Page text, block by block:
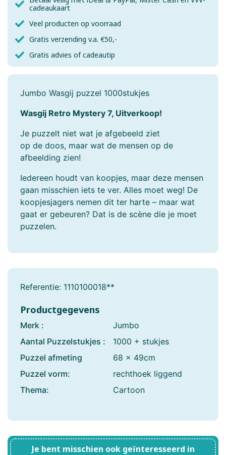
cadeaukaart
Veel producten op voorraad
Gratis verzending v.a. €50,-
Gratis advies of cadeautip
Jumbo Wasgij puzzel 1000stukjes
Wasgij Retro Mystery 7, Uitverkoop!
Je puzzelt niet wat je afgebeeld ziet
op de doos, maar wat de mensen op de
afbeelding zien!
Iedereen houdt van koopjes, maar deze mensen
gaan misschien iets te ver. Alles moet weg! De
koopjesjagers nemen dit ter harte – maar wat
gaat er gebeuren? Dat is de scène die je moet
puzzelen.
Referentie: 1110100018**
Productgegevens
Merk :
Jumbo
Aantal Puzzelstukjes :
1000 + stukjes
Puzzel afmeting
68 x 49cm
Puzzel vorm:
rechthoek liggend
Thema:
Cartoon
Je bent misschien ook geïnteresseerd in